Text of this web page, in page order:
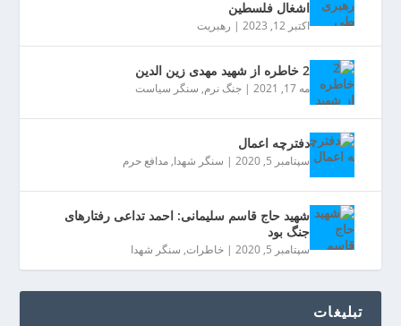
اشغال فلسطین
اکتبر 12, 2023 | رهبریت
2 خاطره از شهید مهدی زین الدین
مه 17, 2021 |جنگ نرم, سنگر سیاست
دفترچه اعمال
سپتامبر 5, 2020 | سنگر شهدا,مدافع حرم
شهید حاج قاسم سلیمانی: احمد تداعی رفتارهای
جنگ بود
سپتامبر 5, 2020 |خاطرات, سنگر شهدا
تبلیغات